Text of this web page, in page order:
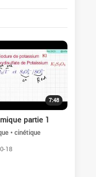
7:48
partie 1
• cinétique
18